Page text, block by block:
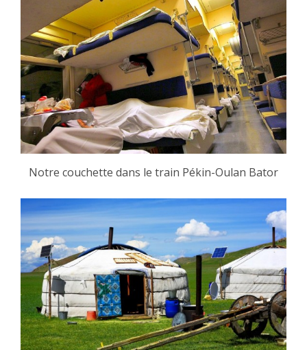
Notre couchette dans le train Pékin-Oulan Bator